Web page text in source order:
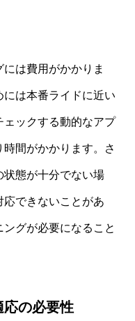
は費用がかかりま
は本番ライドに近い
ックする動的なアプ
間がかかります。さ
状態が十分でない場
できないことがあ
グが必要になること
応の必要性